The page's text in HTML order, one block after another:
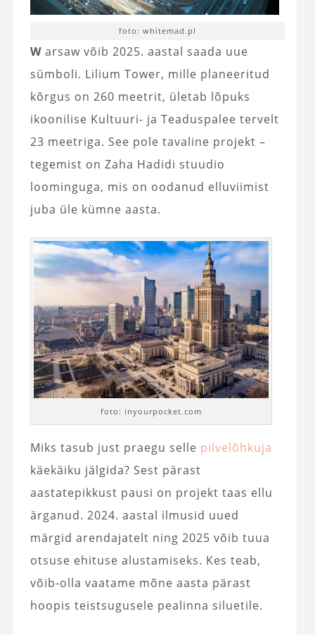
foto: whitemad.pl
Warsaw võib 2025. aastal saada uue
sümboli. Lilium Tower, mille planeeritud
kõrgus on 260 meetrit, ületab lõpuks
ikoonilise Kultuuri- ja Teaduspalee tervelt
23 meetriga. See pole tavaline projekt –
tegemist on Zaha Hadidi stuudio
loominguga, mis on oodanud elluviimist
juba üle kümne aasta.
foto: inyourpocket.com
Miks tasub just praegu selle pilvelõhkuja
käekäiku jälgida? Sest pärast
aastatepikkust pausi on projekt taas ellu
ärganud. 2024. aastal ilmusid uued
märgid arendajatelt ning 2025 võib tuua
otsuse ehituse alustamiseks. Kes teab,
võib-olla vaatame mõne aasta pärast
hoopis teistsugusele pealinna siluetile.